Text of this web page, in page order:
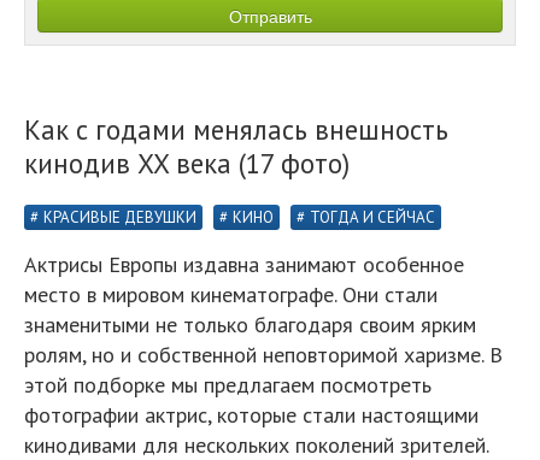
Как с годами менялась внешность
кинодив XX века (17 фото)
КРАСИВЫЕ ДЕВУШКИ КИНО ТОГДА И СЕЙЧАС
Актрисы Европы издавна занимают особенное
место в мировом кинематографе. Они стали
знаменитыми не только благодаря своим ярким
ролям, но и собственной неповторимой харизме. В
этой подборке мы предлагаем посмотреть
фотографии актрис, которые стали настоящими
кинодивами для нескольких поколений зрителей.